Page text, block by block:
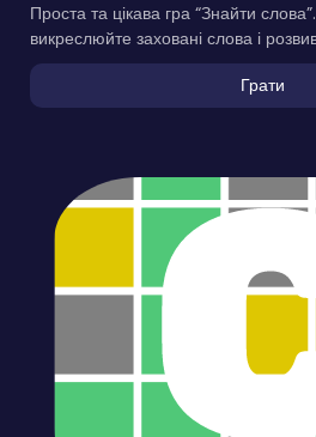
Проста та цікава гра “Знайти
викреслюйте заховані слова і
Грати